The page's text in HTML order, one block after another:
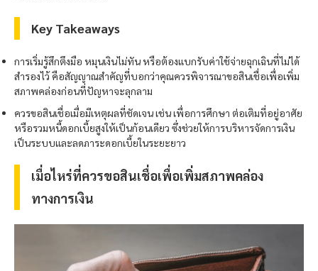
Key Takeaways
การเริ่มรู้สึกตึงมือ หมุนเงินไม่ทัน หรือต้องแบกรับค่าใช้จ่ายฉุกเฉินที่ไม่ได้
สำรองไว้ คือสัญญาณสำคัญที่บอกว่าคุณควรพิจารณาขอสินเชื่อเพื่อเพิ่ม
สภาพคล่องก่อนที่ปัญหาจะลุกลาม
ควรขอสินเชื่อเมื่อมีเหตุผลที่ชัดเจน เช่น เพื่อการศึกษา ต่อเติมที่อยู่อาศัย
หรือรวมหนี้ดอกเบี้ยสูงให้เป็นก้อนเดียว ซึ่งช่วยให้การบริหารจัดการเงิน
เป็นระบบและลดภาระดอกเบี้ยในระยะยาว
เมื่อไหร่ที่ควรขอสินเชื่อเพื่อเพิ่มสภาพคล่อง
ทางการเงิน